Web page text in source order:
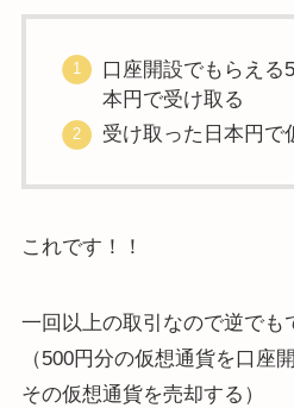
口座開設でもらえる
本円で受け取る
受け取った日本円で
これです！！
一回以上の取引なので逆でも
（500円分の仮想通貨を口座
その仮想通貨を売却する）